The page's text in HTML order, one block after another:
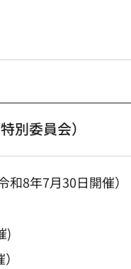
別委員会）
8年7月30日開催）
)